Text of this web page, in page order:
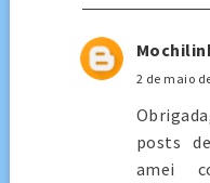
2 de maio
posts
amei